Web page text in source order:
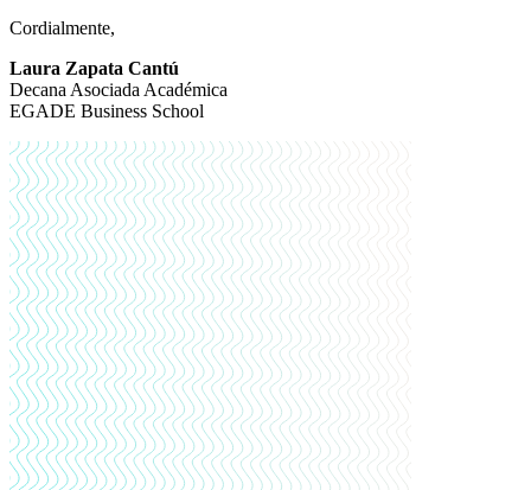
Cordialmente,
Laura Zapata Cantú
Decana Asociada Académica
EGADE Business School